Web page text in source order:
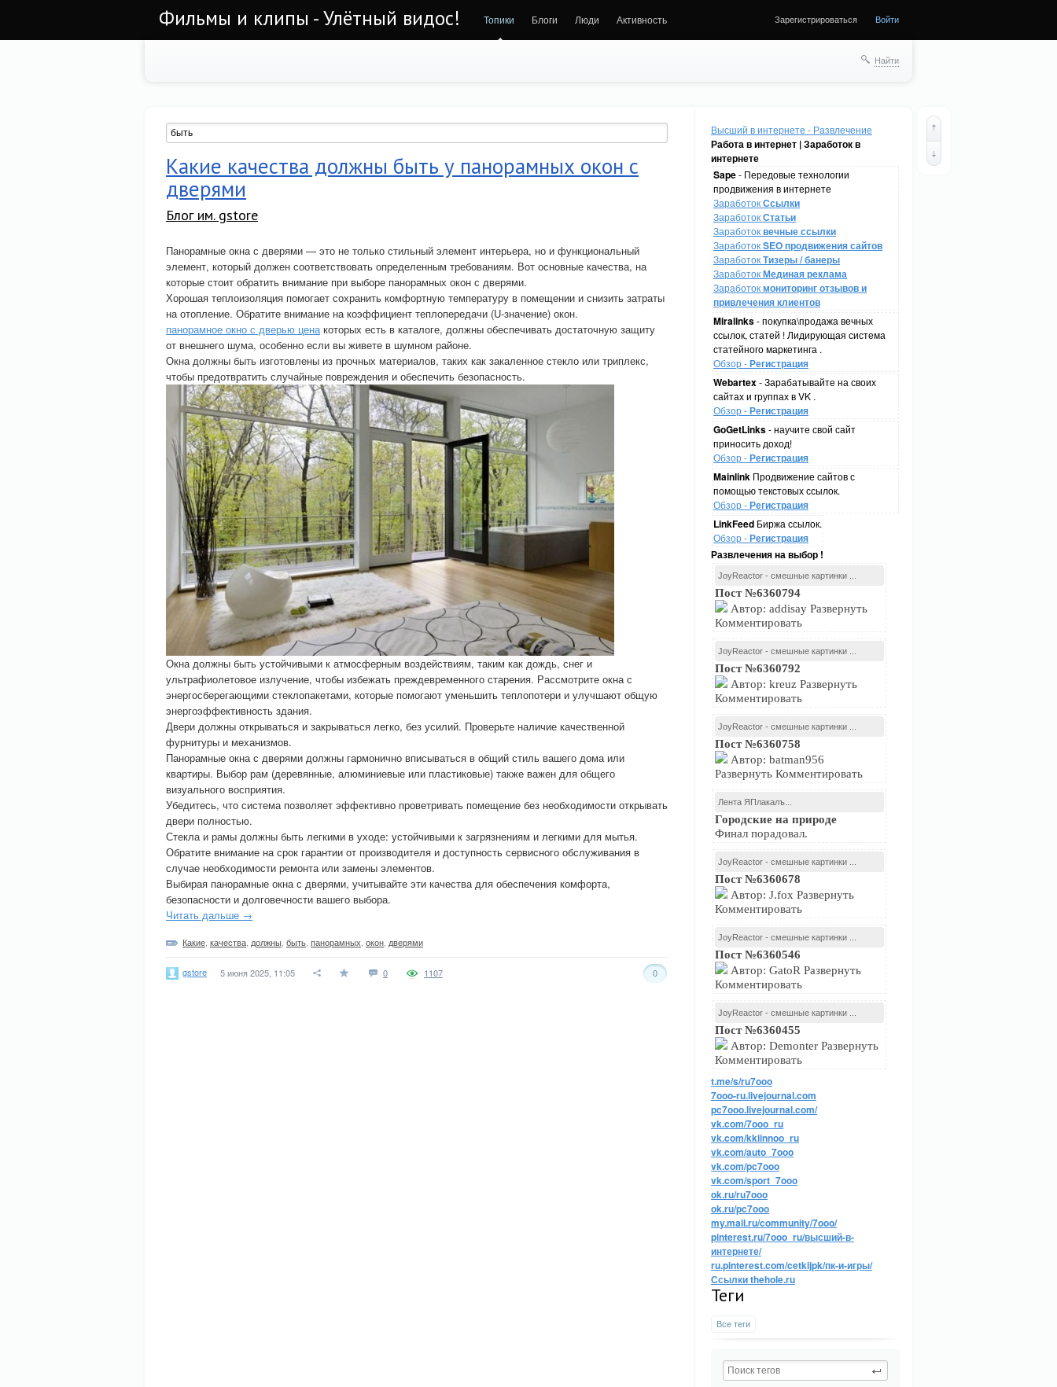
Фильмы и клипы - Улётный видос! Топики Блоги Люди Активность Зарегистрироваться Войти
Найти
Высший в интернете - Развлечение
Работа в интернет | Заработок в
интернете
Sape- Передовые технологии
продвижения в интернете
ЗаработокСсылки
ЗаработокСтатьи
Заработоквечные ссылки
ЗаработокSEO продвижения сайтов
ЗаработокТизеры / банеры
ЗаработокМединая реклама
Заработокмониторинг отзывов и
привлечения клиентов
Miralinks- покупка\продажа вечных
ссылок, статей ! Лидирующая система
статейного маркетинга .
Обзор -Регистрация
Webartex- Зарабатывайте на своих
сайтах и группах в VK .
Обзор -Регистрация
GoGetLinks- научите свой сайт
приносить доход!
Обзор -Регистрация
Mainlink Продвижение сайтов с
помощью текстовых ссылок.
Обзор -Регистрация
LinkFeed Биржа ссылок.
Обзор -Регистрация
Развлечения на выбор !
JoyReactor - смешные картинки ...
Пост №6360794
Автор: addisay Развернуть
Комментировать
JoyReactor - смешные картинки ...
Пост №6360792
Автор: kreuz Развернуть
Комментировать
JoyReactor - смешные картинки ...
Пост №6360758
Автор: batman956
Развернуть Комментировать
Лента ЯПлакалъ...
Городские на природе
Финал порадовал.
JoyReactor - смешные картинки ...
Пост №6360678
Автор: J.fox Развернуть
Комментировать
JoyReactor - смешные картинки ...
Пост №6360546
Автор: GatoR Развернуть
Комментировать
JoyReactor - смешные картинки ...
Пост №6360455
Автор: Demonter Развернуть
Комментировать
t.me/s/ru7ooo
7ooo-ru.livejournal.com
pc7ooo.livejournal.com/
vk.com/7ooo_ru
vk.com/kkiinnoo_ru
vk.com/auto_7ooo
vk.com/pc7ooo
vk.com/sport_7ooo
ok.ru/ru7ooo
ok.ru/pc7ooo
my.mail.ru/community/7ooo/
pinterest.ru/7ooo_ru/высший-в-
интернете/
ru.pinterest.com/cetkijpk/пк-и-игры/
Ссылки thehole.ru
Теги
Все теги
Какие качества должны быть у панорамных окон с
дверями
Блог им. gstore
Панорамные окна с дверями — это не только стильный элемент интерьера, но и функциональный
элемент, который должен соответствовать определенным требованиям. Вот основные качества, на
которые стоит обратить внимание при выборе панорамных окон с дверями.
Хорошая теплоизоляция помогает сохранить комфортную температуру в помещении и снизить затраты
на отопление. Обратите внимание на коэффициент теплопередачи (U-значение) окон.
панорамное окно с дверью ценакоторых есть в каталоге, должны обеспечивать достаточную защиту
от внешнего шума, особенно если вы живете в шумном районе.
Окна должны быть изготовлены из прочных материалов, таких как закаленное стекло или триплекс,
чтобы предотвратить случайные повреждения и обеспечить безопасность.
Окна должны быть устойчивыми к атмосферным воздействиям, таким как дождь, снег и
ультрафиолетовое излучение, чтобы избежать преждевременного старения. Рассмотрите окна с
энергосберегающими стеклопакетами, которые помогают уменьшить теплопотери и улучшают общую
энергоэффективность здания.
Двери должны открываться и закрываться легко, без усилий. Проверьте наличие качественной
фурнитуры и механизмов.
Панорамные окна с дверями должны гармонично вписываться в общий стиль вашего дома или
квартиры. Выбор рам (деревянные, алюминиевые или пластиковые) также важен для общего
визуального восприятия.
Убедитесь, что система позволяет эффективно проветривать помещение без необходимости открывать
двери полностью.
Стекла и рамы должны быть легкими в уходе: устойчивыми к загрязнениям и легкими для мытья.
Обратите внимание на срок гарантии от производителя и доступность сервисного обслуживания в
случае необходимости ремонта или замены элементов.
Выбирая панорамные окна с дверями, учитывайте эти качества для обеспечения комфорта,
безопасности и долговечности вашего выбора.
Читать дальше →
Какие качества должны быть панорамных окон дверями
gstore 5 июня 2025, 11:05 0 0
1107